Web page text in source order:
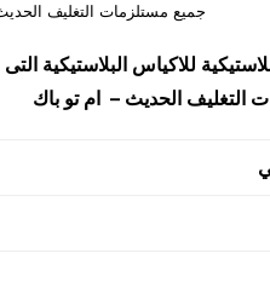
جميع مستلزمات التغليف
للاكياس
التغليف الحديث – ام تو باك